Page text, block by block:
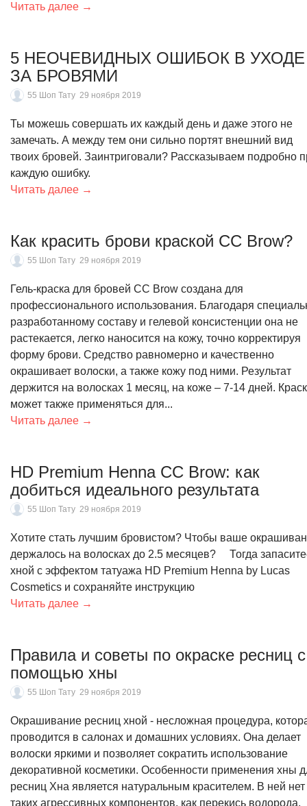
Читать далее →
5 НЕОЧЕВИДНЫХ ОШИБОК В УХОДЕ
ЗА БРОВЯМИ
55 Шоп Тату 29 ноября 2019
Ты можешь совершать их каждый день и даже этого не
замечать. А между тем они сильно портят внешний вид
твоих бровей. Заинтриговали? Рассказываем подробно
каждую ошибку.
Читать далее →
Как красить брови краской CC Brow?
55 Шоп Тату 29 ноября 2019
Гель-краска для бровей CC Brow создана для
профессионального использования. Благодаря
разработанному составу и гелевой консистенции она не
растекается, легко наносится на кожу, точно корректируя
форму брови. Средство равномерно и качественно
окрашивает волоски, а также кожу под ними. Результат
держится на волосках 1 месяц, на коже – 7-14 дней.
может также применяться для...
Читать далее →
​HD Premium Henna CC Brow: как
добиться идеального результата
55 Шоп Тату 29 ноября 2019
Хотите стать лучшим бровистом? Чтобы ваше
держалось на волосках до 2.5 месяцев? ⠀ Тогда
хной с эффектом татуажа HD Premium Henna by Lucas
Cosmetics и сохраняйте инструкцию
Читать далее →
Правила и советы по окраске ресниц с
помощью хны
55 Шоп Тату 29 ноября 2019
Окрашивание ресниц хной - несложная процедура,
проводится в салонах и домашних условиях. Она делает
волоски яркими и позволяет сократить использование
декоративной косметики. Особенности применения хны
ресниц Хна является натуральным красителем. В ней нет
таких агрессивных компонентов, как перекись водорода,